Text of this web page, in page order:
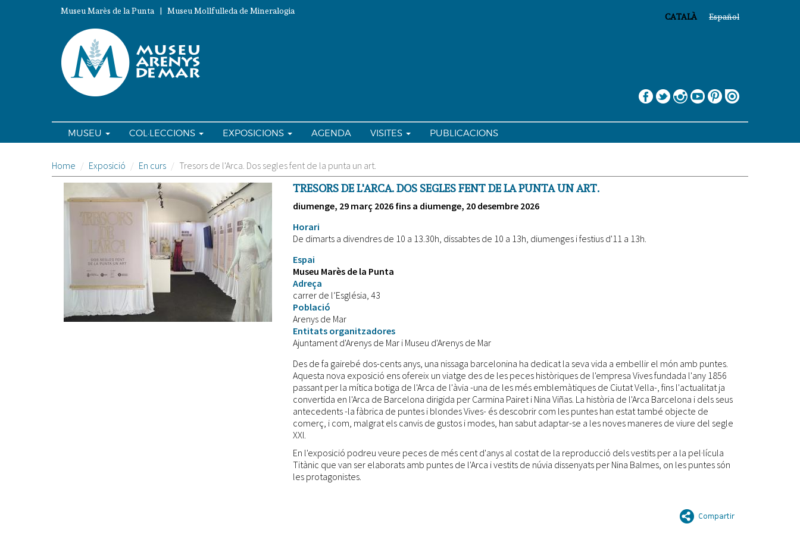
Español
CATALÀ
Museu Marès de la Punta | Museu Mollfulleda de Mineralogia
MUSEU COL·LECCIONS EXPOSICIONS AGENDA VISITES PUBLICACIONS
Home Exposició En curs Tresors de l'Arca. Dos segles fent de la punta un art.
TRESORS DE L'ARCA. DOS SEGLES FENT DE LA PUNTA UN ART.
diumenge, 29 març 2026 fins a diumenge, 20 desembre 2026
Horari
De dimarts a divendres de 10 a 13.30h, dissabtes de 10 a 13h, diumenges i festius d'11 a 13h.
Espai
Museu Marès de la Punta
Adreça
carrer de l’Església, 43
Població
Arenys de Mar
Entitats organitzadores
Ajuntament d'Arenys de Mar i Museu d'Arenys de Mar
Des de fa gairebé dos-cents anys, una nissaga barcelonina ha dedicat la seva vida a embellir el món amb puntes.
Aquesta nova exposició ens ofereix un viatge des de les peces històriques de l'empresa Vives fundada l'any 1856
passant per la mítica botiga de l'Arca de l'àvia -una de les més emblemàtiques de Ciutat Vella-, fins l'actualitat ja
convertida en l'Arca de Barcelona dirigida per Carmina Pairet i Nina Viñas. La història de l'Arca Barcelona i dels seus
antecedents -la fàbrica de puntes i blondes Vives- és descobrir com les puntes han estat també objecte de
comerç, i com, malgrat els canvis de gustos i modes, han sabut adaptar-se a les noves maneres de viure del segle
XXI.
En l'exposició podreu veure peces de més cent d'anys al costat de la reproducció dels vestits per a la pel·lícula
Titànic que van ser elaborats amb puntes de l'Arca i vestits de núvia dissenyats per Nina Balmes, on les puntes són
les protagonistes.